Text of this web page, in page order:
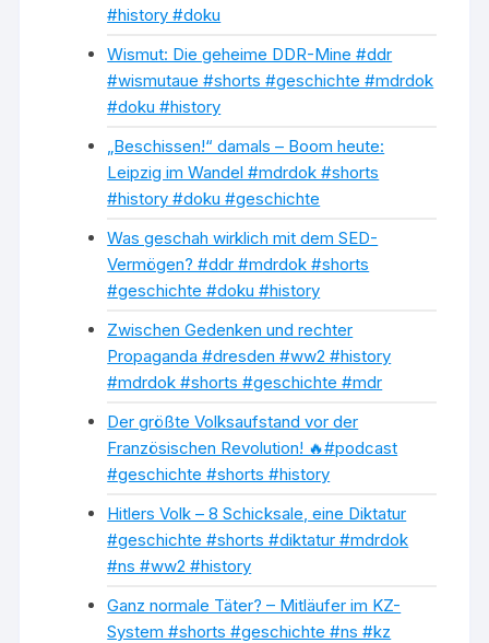
#history #doku
Wismut: Die geheime DDR-Mine #ddr
#wismutaue #shorts #geschichte #mdrdok
#doku #history
„Beschissen!“ damals – Boom heute:
Leipzig im Wandel #mdrdok #shorts
#history #doku #geschichte
Was geschah wirklich mit dem SED-
Vermögen? #ddr #mdrdok #shorts
#geschichte #doku #history
Zwischen Gedenken und rechter
Propaganda #dresden #ww2 #history
#mdrdok #shorts #geschichte #mdr
Der größte Volksaufstand vor der
Französischen Revolution! 🔥#podcast
#geschichte #shorts #history
Hitlers Volk – 8 Schicksale, eine Diktatur
#geschichte #shorts #diktatur #mdrdok
#ns #ww2 #history
Ganz normale Täter? – Mitläufer im KZ-
System #shorts #geschichte #ns #kz